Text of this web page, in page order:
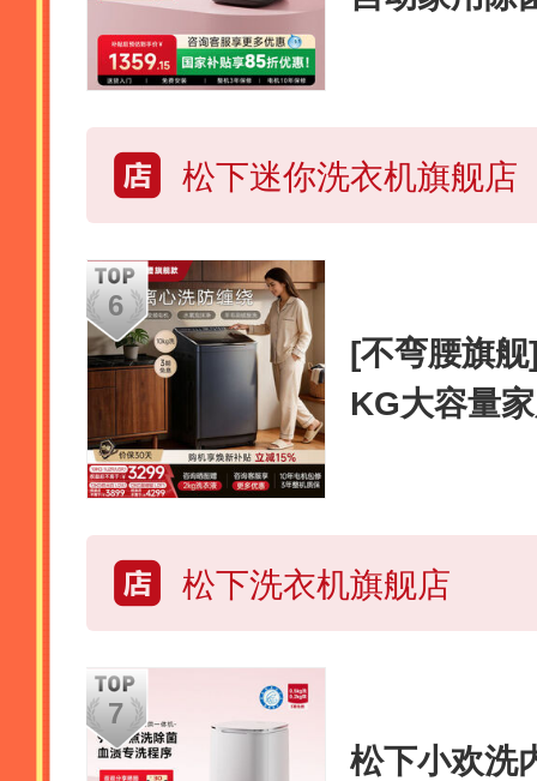
松下迷你洗衣机旗舰店
[不弯腰旗
KG大容量
松下洗衣机旗舰店
松下小欢洗